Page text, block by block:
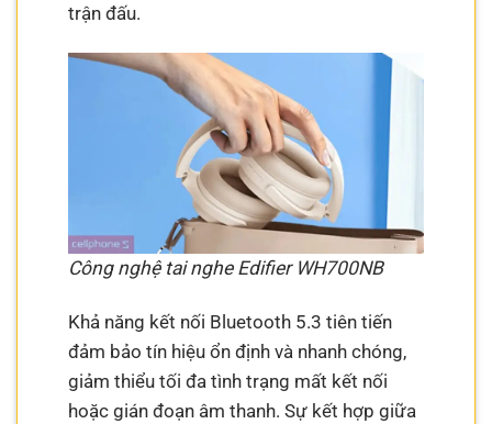
trận đấu.
Công nghệ tai nghe Edifier WH700NB
Khả năng kết nối Bluetooth 5.3 tiên tiến
đảm bảo tín hiệu ổn định và nhanh chóng,
giảm thiểu tối đa tình trạng mất kết nối
hoặc gián đoạn âm thanh. Sự kết hợp giữa